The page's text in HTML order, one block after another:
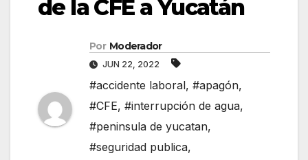
de la CFE a Yucatán
Por Moderador
JUN 22, 2022
#accidente laboral, #apagón,
#CFE, #interrupción de agua,
#peninsula de yucatan,
#seguridad publica,